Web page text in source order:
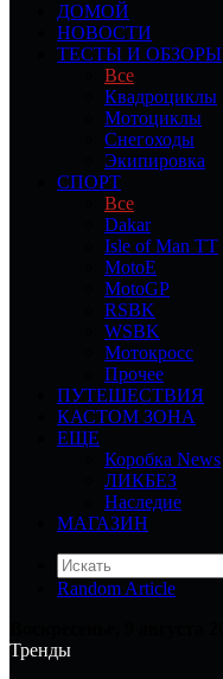
ДОМОЙ
НОВОСТИ
ТЕСТЫ И ОБЗОРЫ
Все
Квадроциклы
Мотоциклы
Снегоходы
Экипировка
СПОРТ
Все
Dakar
Isle of Man TT
MotoE
MotoGP
RSBK
WSBK
Мотокросс
Прочее
ПУТЕШЕСТВИЯ
КАСТОМ ЗОНА
ЕЩЕ
Коробка News
ЛИКБЕЗ
Наследие
МАГАЗИН
Random Article
Тренды